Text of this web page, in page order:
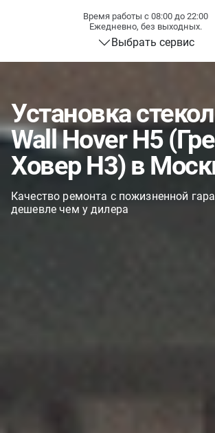
Время работы с 08:00 до 22:00
Ежедневно, без выходных.
Выбрать сервис
Установка
Wall Hover H5
Ховер H3) в
Качество ремонта с пожизненной
дешевле чем у дилера